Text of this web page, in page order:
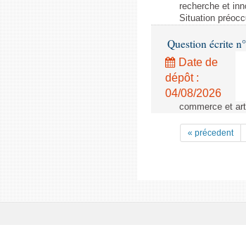
recherche et
Situation
Question écrite
Date de
dépôt :
04/08/2026
commerce et
« précedent